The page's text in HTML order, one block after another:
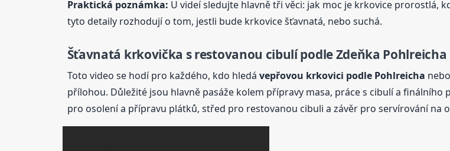
Praktická poznámka: U videí sledujte hlavně tři věci: jak moc je krkovice prorostlá,
tyto detaily rozhodují o tom, jestli bude krkovice šťavnatá, nebo suchá.
Šťavnatá krkovička s restovanou cibulí podle Zdeňka Pohlreicha
Toto video se hodí pro každého, kdo hledá vepřovou krkovici podle Pohlreicha
přílohou. Důležité jsou hlavně pasáže kolem přípravy masa, práce s cibulí a
pro osolení a přípravu plátků, střed pro restovanou cibuli a závěr pro servírování na